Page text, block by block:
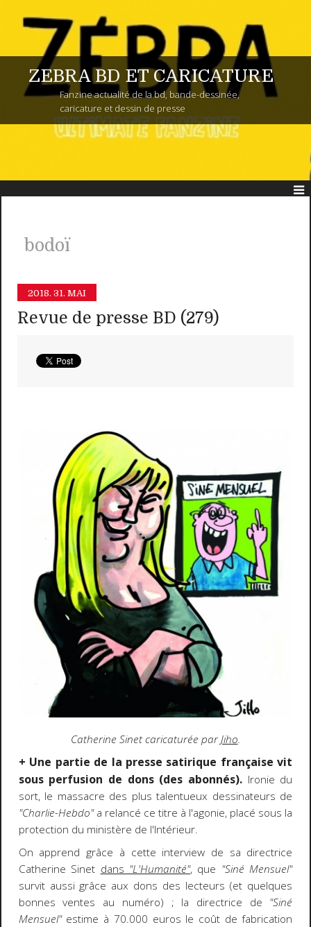
ZEBRA BD ET CARICATURE
Fanzine actualité de la bd, bande-dessinée,
caricature et dessin de presse
bodoï
2018. 31. MAI
Revue de presse BD (279)
Catherine Sinet caricaturée parJiho.
+ Une partie de la presse satirique française vit
sous perfusion de dons (des abonnés).Ironie du
sort, le massacre des plus talentueux dessinateurs de
"Charlie-Hebdo"a relancé ce titre à l'agonie, placé sous la
protection du ministère de l'Intérieur.
On apprend grâce à cette interview de sa directrice
Catherine Sinet dans "L'Humanité", que "Siné Mensuel"
survit aussi grâce aux dons des lecteurs (et quelques
bonnes ventes au numéro) ; la directrice de "Siné
Mensuel" estime à 70.000 euros le coût de fabrication